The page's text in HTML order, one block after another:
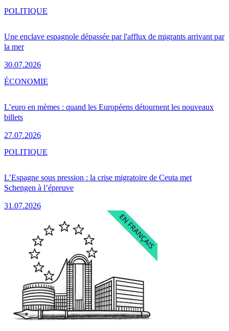
Une enclave espagnole dépassée par l'afflux de migrants arrivant par
la mer
30.07.2026
POLITIQUE
L’euro en mèmes : quand les Européens détournent les nouveaux
billets
27.07.2026
ÉCONOMIE
L’Espagne sous pression : la crise migratoire de Ceuta met
Schengen à l’épreuve
31.07.2026
POLITIQUE